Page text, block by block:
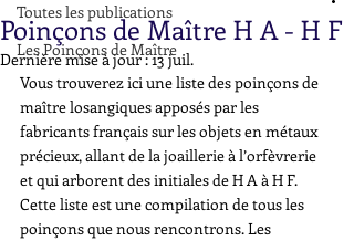
Toutes les publications
Les Poinçons de Maître
Poinçons de Maître H A - H F
Dernière mise à jour :13 juil.
Vous trouverez ici une liste des poinçons de
maître losangiques apposés par les
fabricants français sur les objets en métaux
précieux, allant de la joaillerie à l’orfèvrerie
et qui arborent des initiales de H A à H F.
Cette liste est une compilation de tous les
poinçons que nous rencontrons. Les